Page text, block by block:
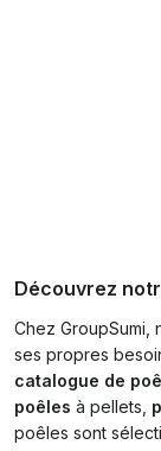
Découvrez
Chez GroupSumi,
ses propres
catalogue de
poêles à pellets,
poêles sont